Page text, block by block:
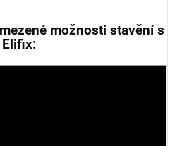
možnosti stavění s